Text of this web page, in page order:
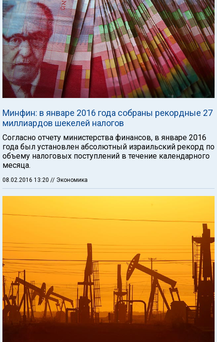
Минфин: в январе 2016 года собраны рекордные 27
миллиардов шекелей налогов
Согласно отчету министерства финансов, в январе 2016
года был установлен абсолютный израильский рекорд по
объему налоговых поступлений в течение календарного
месяца.
08.02.2016 13:20 // Экономика